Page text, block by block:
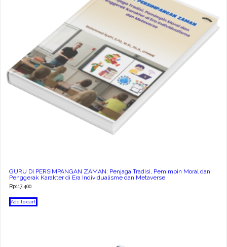
GURU DI PERSIMPANGAN ZAMAN: Penjaga Tradisi, Pemimpin Moral dan
Penggerak Karakter di Era Individualisme dan Metaverse
Rp117.400
Add to cart